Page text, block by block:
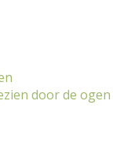
door de